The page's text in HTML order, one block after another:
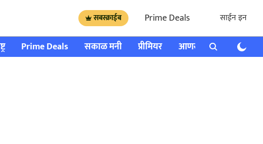
सबस्क्राईब Prime Deals साईन इन
Prime Deals सकाळ मनी प्रीमियर आणखी राशी भविष्य